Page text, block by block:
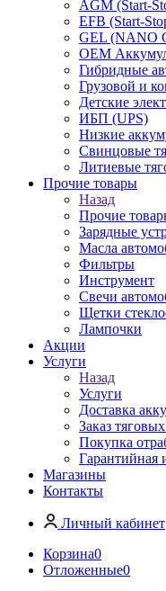
AGM (Start-
EFB (Start-
GEL (NANO
OEM
Гибридные
Грузовой и
Детские
ИБП (UPS)
Низкие
Свинцовые
Литиевые
Прочие товары
Назад
Прочие
Зарядные
Масла
Фильтры
Инструмент
Свечи
Щетки
Лампочки
Акции
Услуги
Назад
Услуги
Доставка
Заказ
Покупка
Гарантийная
Магазины
Контакты
Личный кабинет
Корзина0
Отложенные0